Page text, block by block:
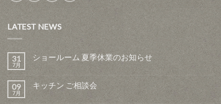
LATEST NEWS
31
7月
ショールーム 夏季休業のお知らせ
09
7月
キッチン ご相談会